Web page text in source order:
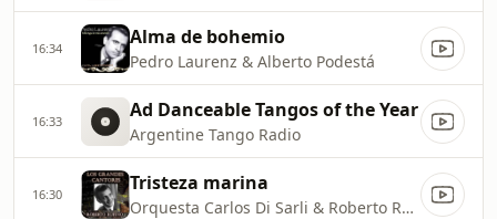
16:34 Alma de bohemio
Pedro Laurenz & Alberto Podestá
16:33 Ad Danceable Tangos of the Year
Argentine Tango Radio
16:30 Tristeza marina
Orquesta Carlos Di Sarli & Roberto Rufino